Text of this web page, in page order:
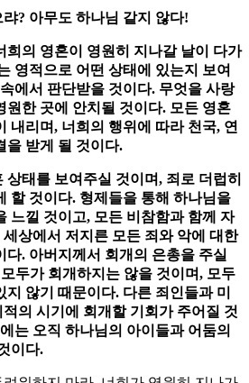
? 아무도 하나님 같지 않다!
희의 영혼이 영원히 지나갈 날이 다가
영적으로 어떤 상태에 있는지 보여
에서 판단받을 것이다. 무엇을 사랑
원한 곳에 안치될 것이다. 모든 영혼
내리며, 너희의 행위에 따라 천국, 연
을 받게 될 것이다.
태를 보여주실 것이며, 죄로 더럽히
할 것이다. 형제들을 통해 하나님을
느낄 것이고, 모든 비참함과 함께 자
상에서 저지른 모든 죄와 악에 대한
다. 아버지께서 회개의 은총을 주실
두가 회개하지는 않을 것이며, 모두
않기 때문이다. 다른 죄인들과 미
의 시기에 회개할 기회가 주어질 것
는 오직 하나님의 아이들과 어둠의
이다.